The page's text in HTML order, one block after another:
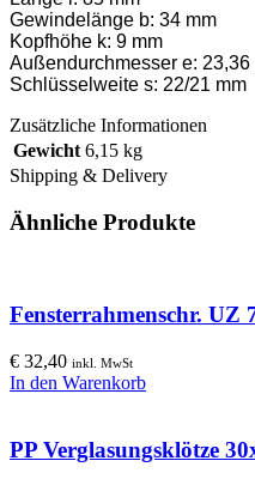
Gewindelänge b: 34 mm
Kopfhöhe k: 9 mm
Außendurchmesser e: 23,36
Schlüsselweite s: 22/21 mm
Zusätzliche Informationen
Gewicht 6,15 kg
Shipping & Delivery
Ähnliche Produkte
Fensterrahmenschr. UZ
€ 32,40 inkl. MwSt
In den Warenkorb
PP Verglasungsklötze